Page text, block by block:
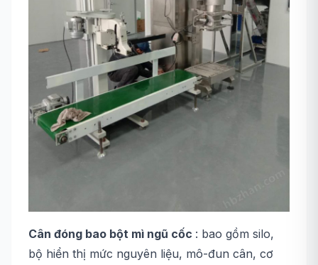
Cân đóng bao bột mì ngũ cốc : bao gồm silo,
bộ hiển thị mức nguyên liệu, mô-đun cân, cơ